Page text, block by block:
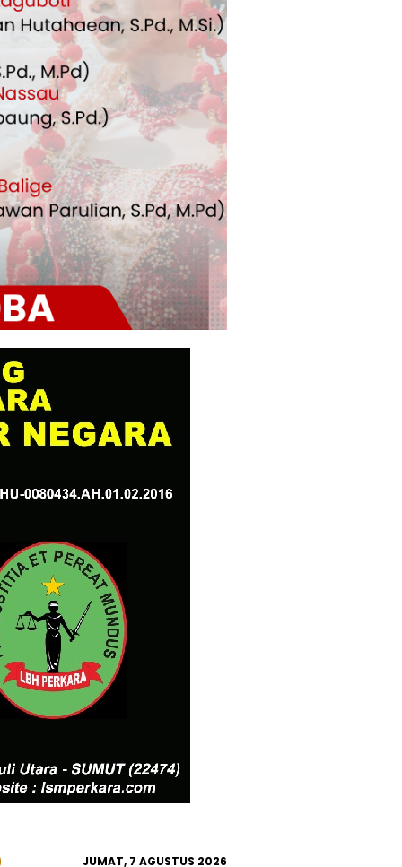
JUMAT, 7 AGUSTUS 2026